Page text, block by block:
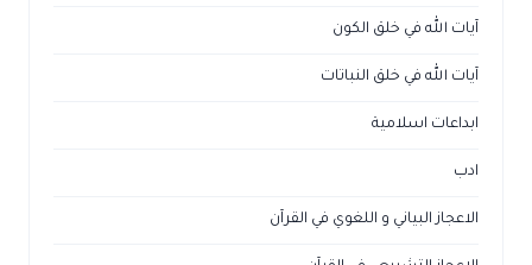
آيات الله في خلق الكون
آيات الله في خلق النباتات
ابداعات اسلامية
ادب
الاعجاز البياني و اللغوي في القرآن